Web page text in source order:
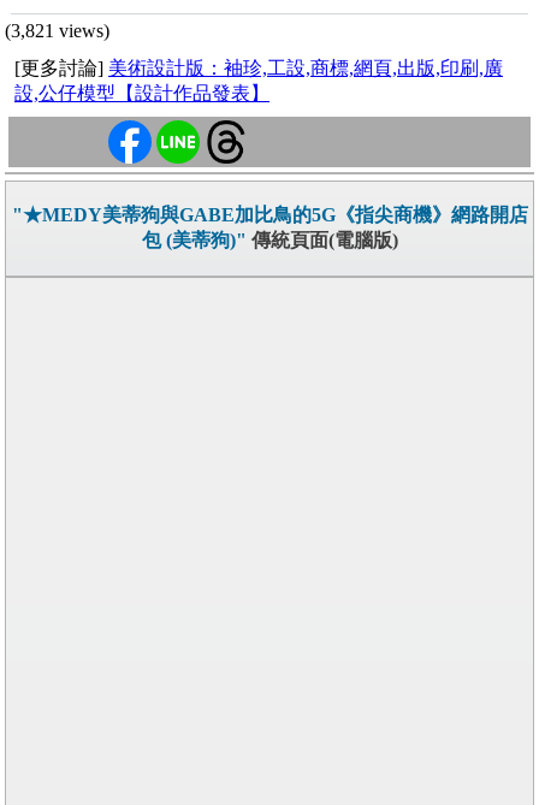
(3,821 views)
[更多討論] 美術設計版：袖珍,工設,商標,網頁,出版,印刷,廣
設,公仔模型【設計作品發表】
"★MEDY美蒂狗與GABE加比鳥的5G《指尖商機》網路開店
包 (美蒂狗)" 傳統頁面(電腦版)